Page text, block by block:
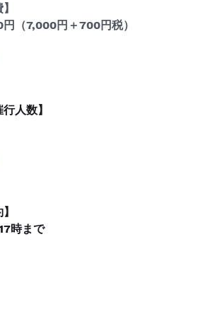
円（7,000円＋700円税）
行人数】
時まで